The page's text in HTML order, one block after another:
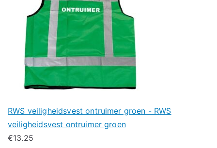
RWS veiligheidsvest ontruimer groen - RWS
veiligheidsvest ontruimer groen
€13.25